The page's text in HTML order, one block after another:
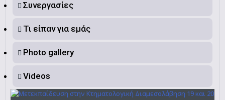
Συνεργασίες
Τι είπαν για εμάς
Photo gallery
Videos